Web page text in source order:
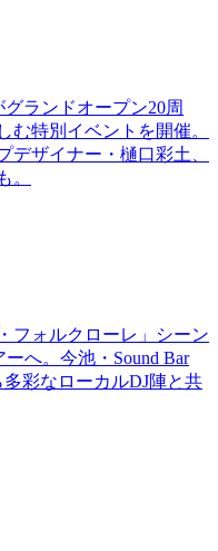
ランドオープン20周
む特別イベントを開催。
デザイナー・樋口彩土、
。
フォルクローレ」シーン
へ。今池・Sound Bar
彩なローカルDJ陣と共